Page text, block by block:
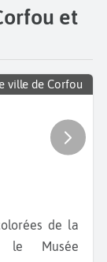
et
ville de Corfou
le Musée